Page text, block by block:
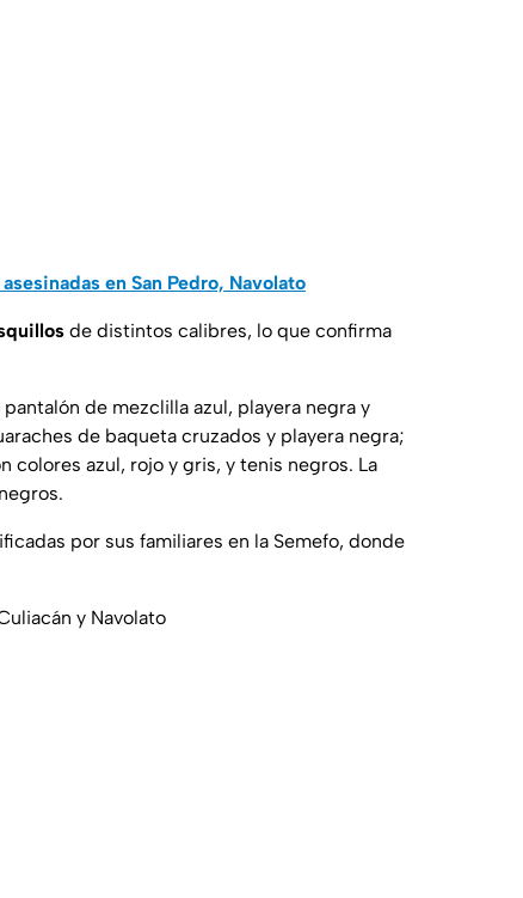
en San Pedro, Navolato
de distintos calibres, lo que confirma
de mezclilla azul, playera negra y
de baqueta cruzados y playera negra;
colores azul, rojo y gris, y tenis negros. La
por sus familiares en la Semefo, donde
y Navolato